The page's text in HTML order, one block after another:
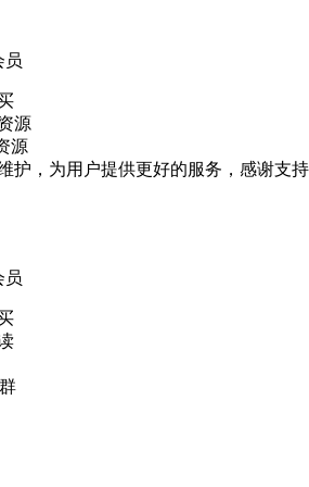
员
源
源
护，为用户提供更好的服务，感谢支持
员